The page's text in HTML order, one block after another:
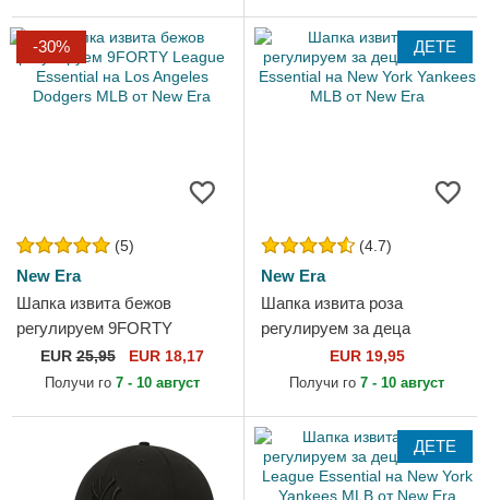
-30%
(5)
New Era
Шапка извита бежов
регулируем 9FORTY
League Essential на Los
Angeles Dodgers MLB от
EUR25,95 EUR 18,17
Получи го 7 - 10 август
ДЕТЕ
(4.7)
New Era
Шапка извита роза
регулируем за деца
9FORTY Essential на New
York Yankees MLB от New
EUR 19,95
Получи го 7 - 10 август
ДЕТЕ